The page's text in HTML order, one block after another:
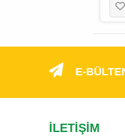
x
E-
İLETIŞIM